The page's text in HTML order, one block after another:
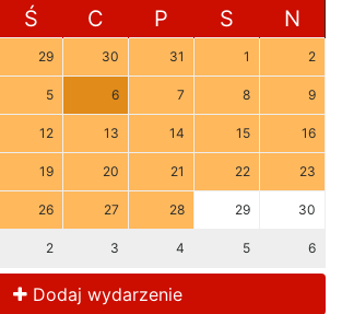
Ś C P S N
29 30 31 1 2
5 6 7 8 9
12 13 14 15 16
19 20 21 22 23
26 27 28 29 30
2 3 4 5 6
Dodaj wydarzenie